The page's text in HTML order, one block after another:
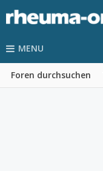
MENU
Foren durchsuchen